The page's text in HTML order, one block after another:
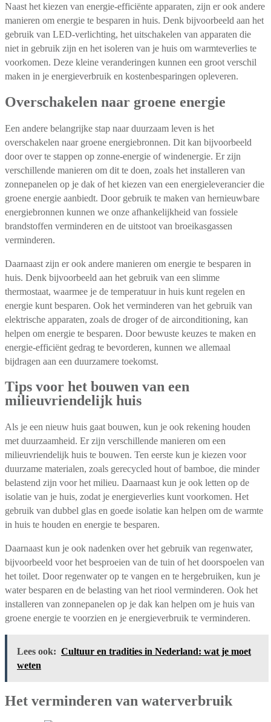
Naast het kiezen van energie-efficiënte apparaten, zijn er ook andere
manieren om energie te besparen in huis. Denk bijvoorbeeld aan het
gebruik van LED-verlichting, het uitschakelen van apparaten die
niet in gebruik zijn en het isoleren van je huis om warmteverlies te
voorkomen. Deze kleine veranderingen kunnen een groot verschil
maken in je energieverbruik en kostenbesparingen opleveren.
Overschakelen naar groene energie
Een andere belangrijke stap naar duurzaam leven is het
overschakelen naar groene energiebronnen. Dit kan bijvoorbeeld
door over te stappen op zonne-energie of windenergie. Er zijn
verschillende manieren om dit te doen, zoals het installeren van
zonnepanelen op je dak of het kiezen van een energieleverancier die
groene energie aanbiedt. Door gebruik te maken van hernieuwbare
energiebronnen kunnen we onze afhankelijkheid van fossiele
brandstoffen verminderen en de uitstoot van broeikasgassen
verminderen.
Daarnaast zijn er ook andere manieren om energie te besparen in
huis. Denk bijvoorbeeld aan het gebruik van een slimme
thermostaat, waarmee je de temperatuur in huis kunt regelen en
energie kunt besparen. Ook het verminderen van het gebruik van
elektrische apparaten, zoals de droger of de airconditioning, kan
helpen om energie te besparen. Door bewuste keuzes te maken en
energie-efficiënt gedrag te bevorderen, kunnen we allemaal
bijdragen aan een duurzamere toekomst.
Tips voor het bouwen van een
milieuvriendelijk huis
Als je een nieuw huis gaat bouwen, kun je ook rekening houden
met duurzaamheid. Er zijn verschillende manieren om een
milieuvriendelijk huis te bouwen. Ten eerste kun je kiezen voor
duurzame materialen, zoals gerecycled hout of bamboe, die minder
belastend zijn voor het milieu. Daarnaast kun je ook letten op de
isolatie van je huis, zodat je energieverlies kunt voorkomen. Het
gebruik van dubbel glas en goede isolatie kan helpen om de warmte
in huis te houden en energie te besparen.
Daarnaast kun je ook nadenken over het gebruik van regenwater,
bijvoorbeeld voor het besproeien van de tuin of het doorspoelen van
het toilet. Door regenwater op te vangen en te hergebruiken, kun je
water besparen en de belasting van het riool verminderen. Ook het
installeren van zonnepanelen op je dak kan helpen om je huis van
groene energie te voorzien en je energieverbruik te verminderen.
Lees ook: Cultuur en tradities in Nederland: wat je moet
weten
Het verminderen van waterverbruik